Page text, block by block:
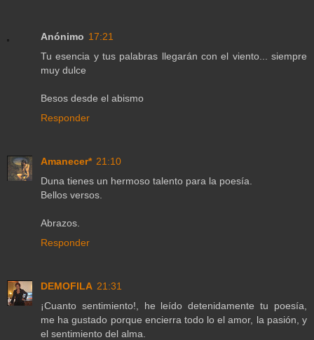
Anónimo 17:21
Tu esencia y tus palabras llegarán con el viento... siempre
muy dulce
Besos desde el abismo
Responder
Amanecer* 21:10
Duna tienes un hermoso talento para la poesía.
Bellos versos.
Abrazos.
Responder
DEMOFILA 21:31
¡Cuanto sentimiento!, he leído detenidamente tu poesía,
me ha gustado porque encierra todo lo el amor, la pasión, y
el sentimiento del alma.